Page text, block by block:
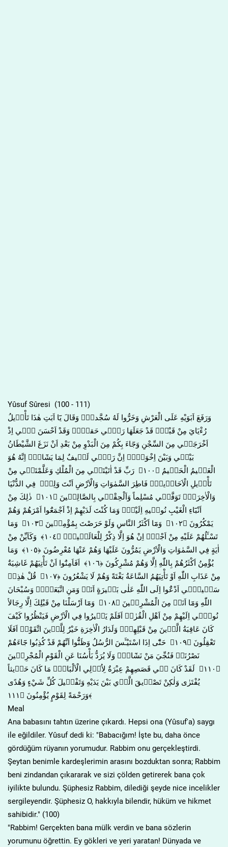
Yûsuf Sûresi (100 - 111)
وَرَفَعَ اَبَوَيْهِ عَلَى الْعَرْشِ وَخَرُّوا لَهُ سُجَّداًۚ وَقَالَ يَٓا اَبَتِ هٰذَا تَأْو۪يلُ
رُءْيَايَ مِنْ قَبْلُۘ قَدْ جَعَلَهَا رَبّ۪ي حَقاًّۜ وَقَدْ اَحْسَنَ ب۪ٓي اِذْ
اَخْرَجَن۪ي مِنَ السِّجْنِ وَجَٓاءَ بِكُمْ مِنَ الْبَدْوِ مِنْ بَعْدِ اَنْ نَزَغَ الشَّيْطَانُ
بَيْن۪ي وَبَيْنَ اِخْوَت۪يۜ اِنَّ رَبّ۪ي لَط۪يفٌ لِمَا يَشَٓاءُۜ اِنَّهُ هُوَ
الْعَل۪يمُ الْحَك۪يمُ ﴿١٠٠﴾ رَبِّ قَدْ اٰتَيْتَن۪ي مِنَ الْمُلْكِ وَعَلَّمْتَن۪ي مِنْ
تَأْو۪يلِ الْاَحَاد۪يثِۚ فَاطِرَ السَّمٰوَاتِ وَالْاَرْضِ اَنْتَ وَلِيّ۪ فِي الدُّنْيَا
وَالْاٰخِرَةِۚ تَوَفَّن۪ي مُسْلِماً وَاَلْحِقْن۪ي بِالصَّالِح۪ينَ ﴿١٠١﴾ ذٰلِكَ مِنْ
اَنْبَٓاءِ الْغَيْبِ نُوح۪يهِ اِلَيْكَۚ وَمَا كُنْتَ لَدَيْهِمْ اِذْ اَجْمَعُٓوا اَمْرَهُمْ وَهُمْ
يَمْكُرُونَ ﴿١٠٢﴾ وَمَٓا اَكْثَرُ النَّاسِ وَلَوْ حَرَصْتَ بِمُؤْمِن۪ينَ ﴿١٠٣﴾ وَمَا
تَسْـَٔلُهُمْ عَلَيْهِ مِنْ اَجْرٍۜ اِنْ هُوَ اِلَّا ذِكْرٌ لِلْعَالَم۪ينَ۟ ﴿١٠٤﴾ وَكَاَيِّنْ مِنْ
اٰيَةٍ فِي السَّمٰوَاتِ وَالْاَرْضِ يَمُرُّونَ عَلَيْهَا وَهُمْ عَنْهَا مُعْرِضُونَ ﴿١٠٥﴾ وَمَا
يُؤْمِنُ اَكْثَرُهُمْ بِاللّٰهِ اِلَّا وَهُمْ مُشْرِكُونَ ﴿١٠٦﴾ اَفَاَمِنُٓوا اَنْ تَأْتِيَهُمْ غَاشِيَةٌ
مِنْ عَذَابِ اللّٰهِ اَوْ تَأْتِيَهُمُ السَّاعَةُ بَغْتَةً وَهُمْ لَا يَشْعُرُونَ ﴿١٠٧﴾ قُلْ هٰذِه۪
سَب۪يل۪ٓي اَدْعُٓوا اِلَى اللّٰهِ عَلٰى بَص۪يرَةٍ اَنَا۬ وَمَنِ اتَّبَعَن۪يۜ وَسُبْحَانَ
اللّٰهِ وَمَٓا اَنَا۬ مِنَ الْمُشْرِك۪ينَ ﴿١٠٨﴾ وَمَٓا اَرْسَلْنَا مِنْ قَبْلِكَ اِلَّا رِجَالاً
نُوح۪ٓي اِلَيْهِمْ مِنْ اَهْلِ الْقُرٰىۜ اَفَلَمْ يَس۪يرُوا فِي الْاَرْضِ فَيَنْظُرُوا كَيْفَ
كَانَ عَاقِبَةُ الَّذ۪ينَ مِنْ قَبْلِهِمْۜ وَلَدَارُ الْاٰخِرَةِ خَيْرٌ لِلَّذ۪ينَ اتَّقَوْاۜ اَفَلَا
تَعْقِلُونَ ﴿١٠٩﴾ حَتّٰٓى اِذَا اسْتَيْـَٔسَ الرُّسُلُ وَظَنُّٓوا اَنَّهُمْ قَدْ كُذِبُوا جَٓاءَهُمْ
نَصْرُنَاۙ فَنُجِّيَ مَنْ نَشَٓاءُۜ وَلَا يُرَدُّ بَأْسُنَا عَنِ الْقَوْمِ الْمُجْرِم۪ينَ
﴿١١٠﴾ لَقَدْ كَانَ ف۪ي قَصَصِهِمْ عِبْرَةٌ لِاُو۬لِي الْاَلْبَابِۜ مَا كَانَ حَد۪يثاً
يُفْتَرٰى وَلٰكِنْ تَصْد۪يقَ الَّذ۪ي بَيْنَ يَدَيْهِ وَتَفْص۪يلَ كُلِّ شَيْءٍ وَهُدًى
وَرَحْمَةً لِقَوْمٍ يُؤْمِنُونَ ﴿١١١﴾
Meal
Ana babasını tahtın üzerine çıkardı. Hepsi ona (Yûsuf'a) saygı
ile eğildiler. Yûsuf dedi ki: "Babacığım! İşte bu, daha önce
gördüğüm rüyanın yorumudur. Rabbim onu gerçekleştirdi.
Şeytan benimle kardeşlerimin arasını bozduktan sonra; Rabbim
beni zindandan çıkararak ve sizi çölden getirerek bana çok
iyilikte bulundu. Şüphesiz Rabbim, dilediği şeyde nice incelikler
sergileyendir. Şüphesiz O, hakkıyla bilendir, hüküm ve hikmet
sahibidir." (100)
"Rabbim! Gerçekten bana mülk verdin ve bana sözlerin
yorumunu öğrettin. Ey gökleri ve yeri yaratan! Dünyada ve